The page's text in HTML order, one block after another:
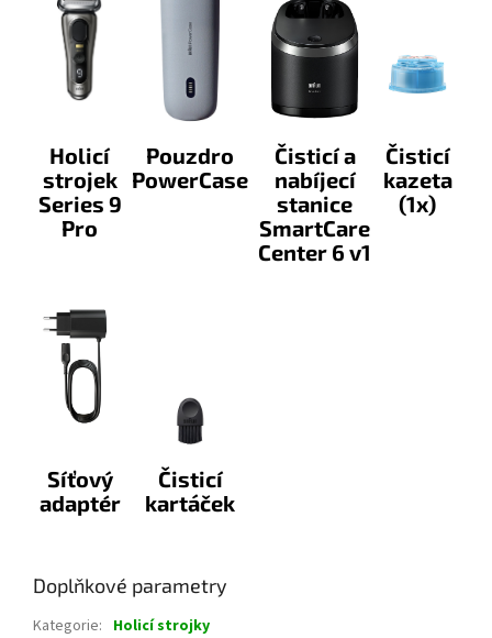
Holicí
strojek
Series 9
Pro
Pouzdro
PowerCase
Čisticí a
nabíjecí
stanice
SmartCare
Center 6 v1
Čisticí
kazeta
(1x)
Síťový
adaptér
Čisticí
kartáček
Doplňkové parametry
Kategorie: Holicí strojky